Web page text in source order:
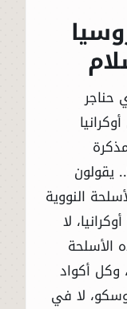
حناجر
يقولون
النووية
لا
الأسلحة
أكواد
لا في